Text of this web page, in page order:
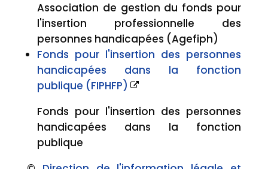
Association de gestion du fonds pour
l'insertion professionnelle des
personnes handicapées (Agefiph)
Fonds pour l'insertion des personnes
handicapées dans la fonction
publique (FIPHFP)
Fonds pour l'insertion des personnes
handicapées dans la fonction
publique